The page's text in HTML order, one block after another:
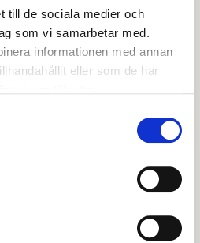
till de sociala medier och
som vi samarbetar med.
informationen med annan
eller som de har
genomförs Lupp i årskurs
året på gymnasiet vart
rör unga ska bygga på
drygt 440 unga i Avesta